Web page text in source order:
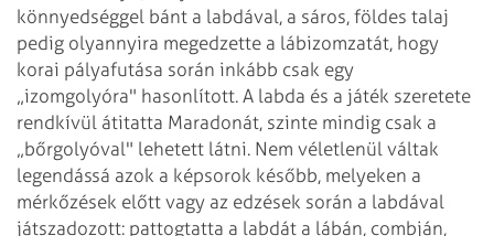
könnyedséggel bánt a labdával, a sáros, földes talaj
pedig olyannyira megedzette a lábizomzatát, hogy
korai pályafutása során inkább csak egy
„izomgolyóra" hasonlított. A labda és a játék szeretete
rendkívül átitatta Maradonát, szinte mindig csak a
„bőrgolyóval" lehetett látni. Nem véletlenül váltak
legendássá azok a képsorok később, melyeken a
mérkőzések előtt vagy az edzések során a labdával
játszadozott: pattogtatta a labdát a lábán, combján,